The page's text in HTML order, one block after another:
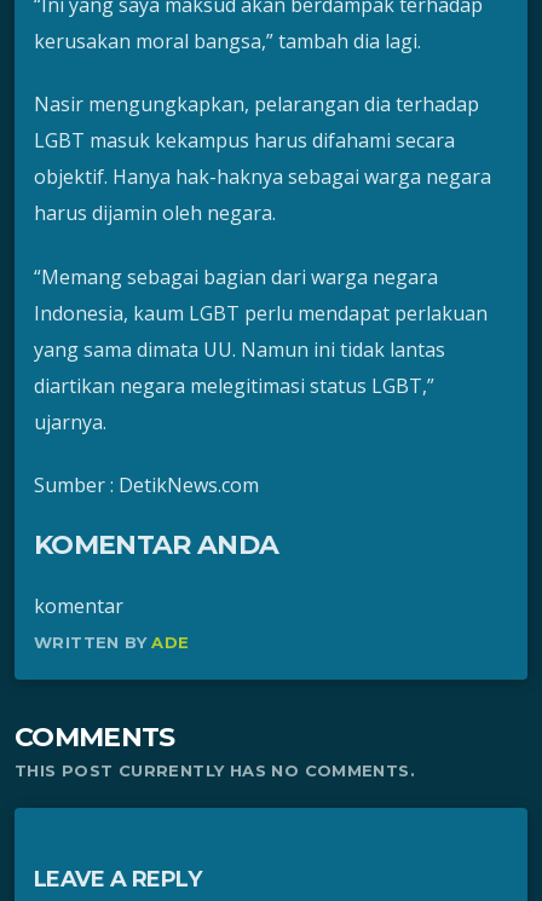
kerusakan moral bangsa,” tambah dia lagi.
Nasir mengungkapkan, pelarangan dia terhadap
LGBT masuk kekampus harus difahami secara
objektif. Hanya hak-haknya sebagai warga negara
harus dijamin oleh negara.
“Memang sebagai bagian dari warga negara
Indonesia, kaum LGBT perlu mendapat perlakuan
yang sama dimata UU. Namun ini tidak lantas
diartikan negara melegitimasi status LGBT,”
ujarnya.
Sumber : DetikNews.com
KOMENTAR ANDA
komentar
WRITTEN BYADE
COMMENTS
THIS POST CURRENTLY HAS NO COMMENTS.
LEAVE A REPLY